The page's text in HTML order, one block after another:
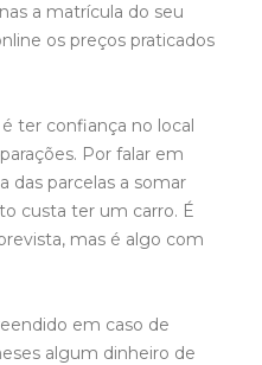
a matrícula do seu
os preços praticados
ter confiança no local
Por falar em
das parcelas a somar
custa ter um carro. É
mas é algo com
em caso de
algum dinheiro de